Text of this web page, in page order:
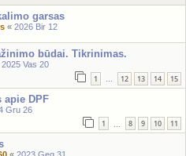
garsas
« 2026 Bir 12
būdai. Tikrinimas.
2025 Vas 20
1 … 12 13 14 15
apie DPF
Gru 26
1 8 9 10 11